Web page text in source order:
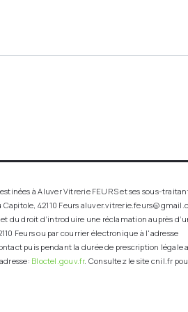
à Aluver Vitrerie FEURS et ses sous-
42110 Feurs
du droit d’introduire une réclamation auprès
Feurs ou par courrier électronique à l'adresse
puis pendant la durée de prescription légale
Bloctel.gouv.fr. Consultez le site cnil.fr